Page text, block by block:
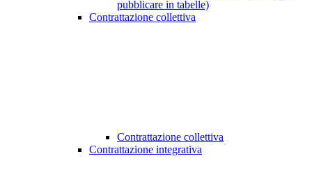
pubblicare in tabelle)
Contrattazione collettiva
Contrattazione collettiva
Contrattazione integrativa